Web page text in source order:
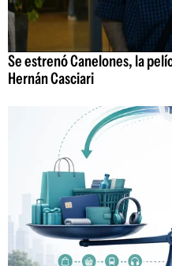
Se estrenó Canelones, la
Hernán Casciari